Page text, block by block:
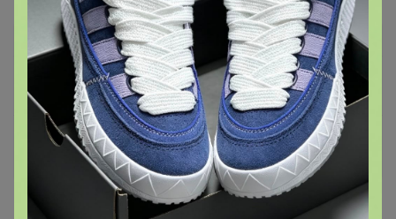
28,2р Орг. 6,2р
Специальный тариф
Для вас выдача заказа — от 10р
Доставка ~ 7 дней с момента включения в
счет
После 16 августа 2026 г.